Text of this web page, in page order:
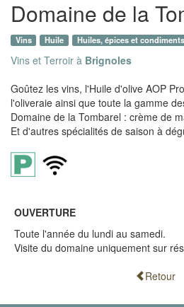
Domaine de la
Vins Huile Huiles, épices et condiments
Vins et Terroir à Brignoles
Goûtez les vins, l'Huile d'olive AOP
l'oliveraie ainsi que toute la gamme
Domaine de la Tombarel : crème de
Et d'autres spécialités de saison à
OUVERTURE
Toute l'année du lundi au samedi.
Visite du domaine uniquement sur
Retour